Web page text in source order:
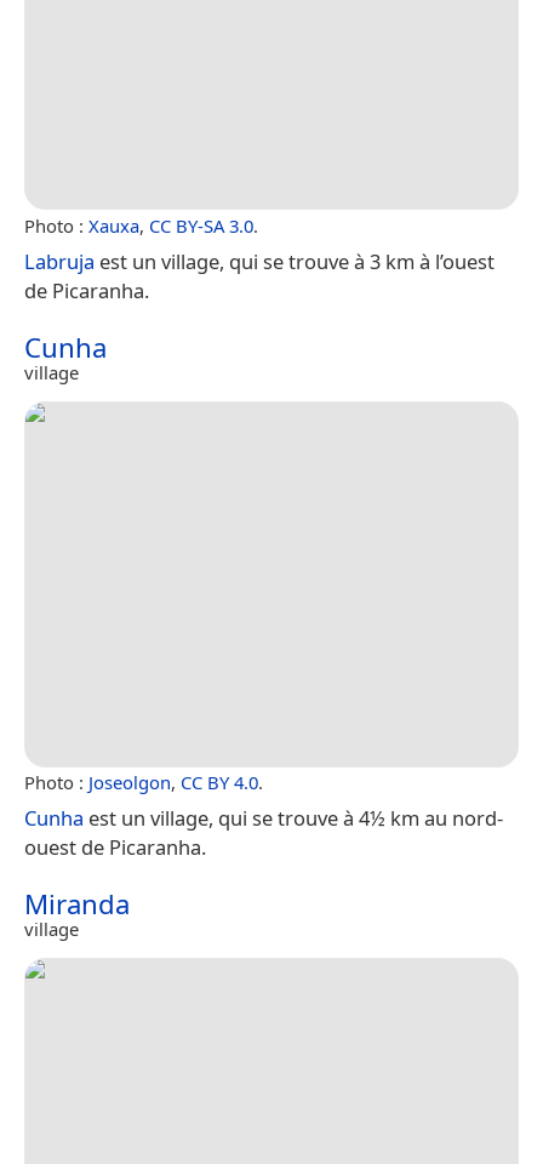
Photo : Xauxa, CC BY-SA 3.0.
Labruja est un village, qui se trouve à 3 km à l’ouest
de Picaranha.
Cunha
village
Photo : Joseolgon, CC BY 4.0.
Cunha est un village, qui se trouve à 4½ km au nord-
ouest de Picaranha.
Miranda
village